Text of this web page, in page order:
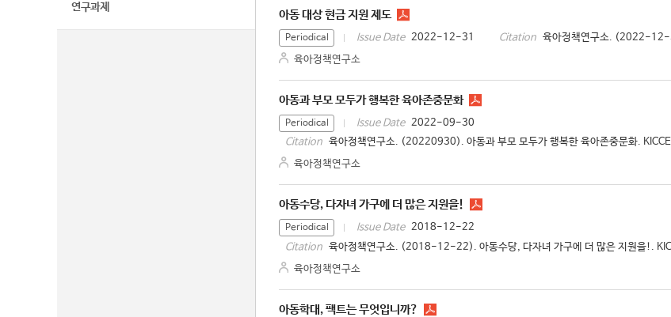
연구과제
아동 대상 현금 지원 제도
Periodical Issue Date 2022-12-31 Citation 육아정책연구소. (2022-12-
육아정책연구소
아동과 부모 모두가 행복한 육아존중문화
Periodical Issue Date 2022-09-30
Citation 육아정책연구소. (20220930). 아동과 부모 모두가 행복한 육아존중문화.
육아정책연구소
아동수당, 다자녀 가구에 더 많은 지원을!
Periodical Issue Date 2018-12-22
Citation 육아정책연구소. (2018-12-22). 아동수당, 다자녀 가구에 더 많은 지원을!.
육아정책연구소
아동학대, 팩트는 무엇입니까?